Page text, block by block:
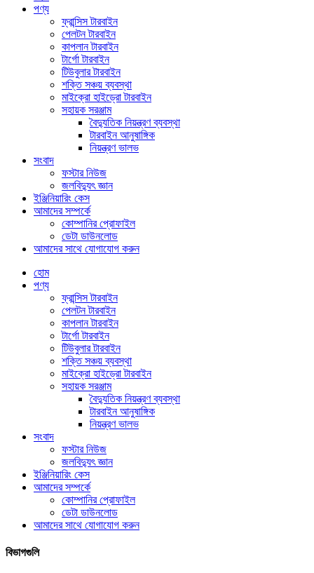
পণ্য
ফ্রান্সিস টারবাইন
পেলটন টারবাইন
কাপলান টারবাইন
টার্গো টারবাইন
টিউবুলার টারবাইন
শক্তি সঞ্চয় ব্যবস্থা
মাইক্রো হাইড্রো টারবাইন
সহায়ক সরঞ্জাম
বৈদ্যুতিক নিয়ন্ত্রণ ব্যবস্থা
টারবাইন আনুষাঙ্গিক
নিয়ন্ত্রণ ভালভ
সংবাদ
ফস্টার নিউজ
জলবিদ্যুৎ জ্ঞান
ইঞ্জিনিয়ারিং কেস
আমাদের সম্পর্কে
কোম্পানির প্রোফাইল
ডেটা ডাউনলোড
আমাদের সাথে যোগাযোগ করুন
হোম
পণ্য
ফ্রান্সিস টারবাইন
পেলটন টারবাইন
কাপলান টারবাইন
টার্গো টারবাইন
টিউবুলার টারবাইন
শক্তি সঞ্চয় ব্যবস্থা
মাইক্রো হাইড্রো টারবাইন
সহায়ক সরঞ্জাম
বৈদ্যুতিক নিয়ন্ত্রণ ব্যবস্থা
টারবাইন আনুষাঙ্গিক
নিয়ন্ত্রণ ভালভ
সংবাদ
ফস্টার নিউজ
জলবিদ্যুৎ জ্ঞান
ইঞ্জিনিয়ারিং কেস
আমাদের সম্পর্কে
কোম্পানির প্রোফাইল
ডেটা ডাউনলোড
আমাদের সাথে যোগাযোগ করুন
বিভাগগুলি